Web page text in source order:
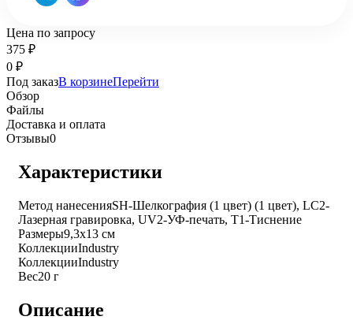
Цена по запросу
375 ₽
0 ₽
Под заказВ корзинеПерейти
Обзор
Файлы
Доставка и оплата
Отзывы0
Характеристики
Метод нанесенияSH-Шелкография (1 цвет) (1 цвет), LC2-
Лазерная гравировка, UV2-УФ-печать, T1-Тиснение
Размеры9,3х13 см
КоллекцииIndustry
КоллекцииIndustry
Вес20 г
Описание